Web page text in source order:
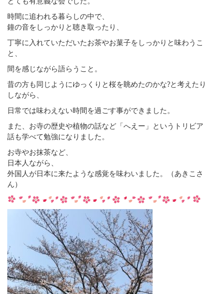
時間に追われる暮らしの中で、
鐘の音をしっかりと聴き取ったり、
丁寧に入れていただいたお茶やお菓子をしっかりと味わうこ
と、
間を感じながら語らうこと。
昔の方も同じようにゆっくりと桜を眺めたのかな?と考えたり
しながら、
日常では味わえない時間を過ごす事ができました。
また、お寺の歴史や植物の話など「へえー」というトリビア
話も学べて勉強になりました。
お寺やお抹茶など、
日本人ながら、
外国人が日本に来たような感覚を味わいました。（あきこさ
ん）